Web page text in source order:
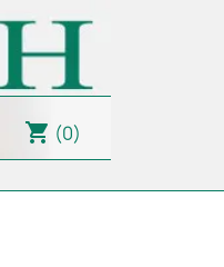
shopping_cart (0)